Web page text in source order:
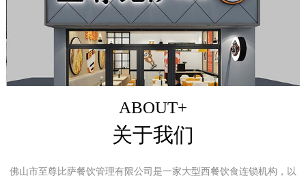
ABOUT+
关于我们
佛山市至尊比萨餐饮管理有限公司是一家大型西餐饮食连锁机构，以